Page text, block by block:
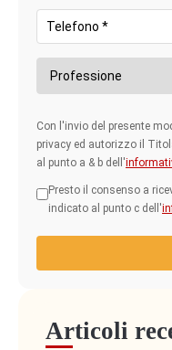
Con l'invio del presente
privacy ed autorizzo il
al punto a & b dell'
Presto il consenso a
indicato al punto c dell'
Articoli